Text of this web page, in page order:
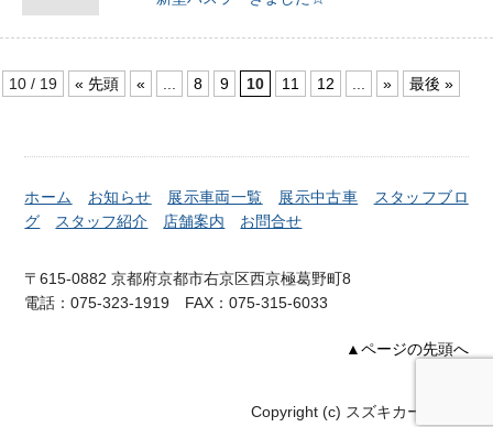
10 / 19 « 先頭 « ... 8 9 10 11 12 ... » 最後 »
ホーム お知らせ 展示車両一覧 展示中古車
スタッフブロ
グ
スタッフ紹介 店舗案内 お問合せ
〒615-0882 京都府京都市右京区西京極葛野町8
電話：075-323-1919 FAX：075-315-6033
▲ページの先頭へ
Copyright (c) スズキカーズ右京